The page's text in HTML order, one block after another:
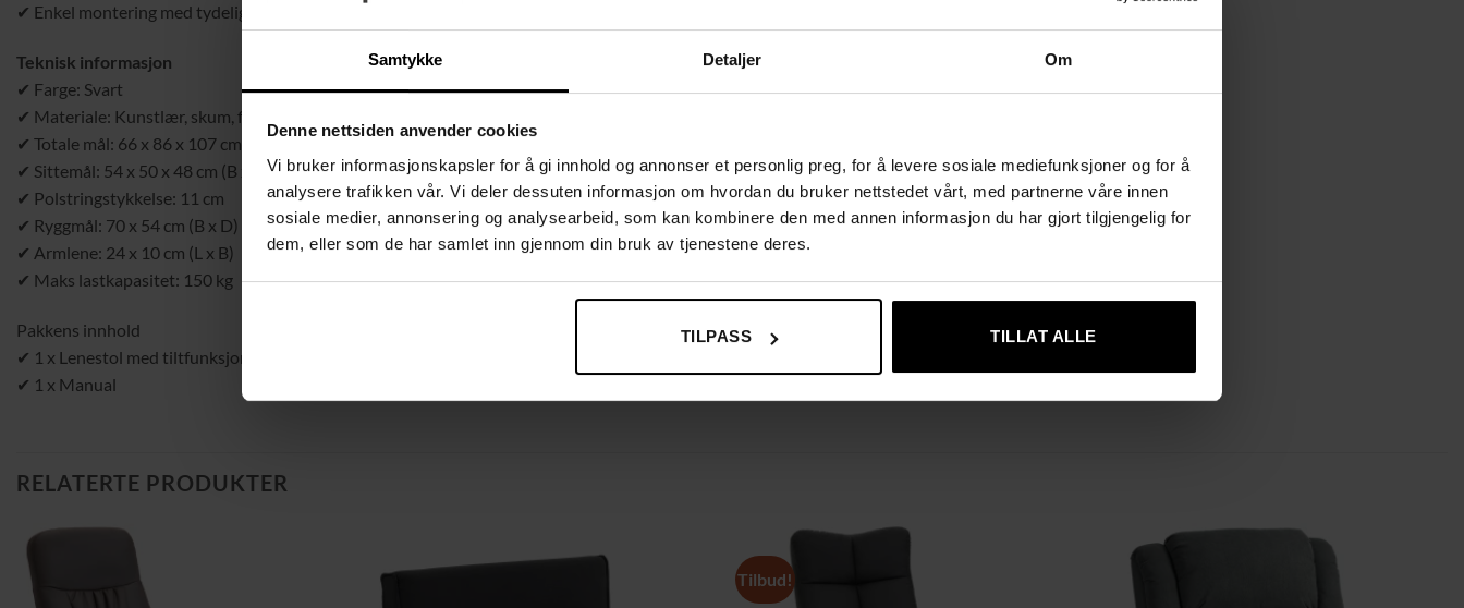
Samtykke Detaljer Om
Denne nettsiden anvender cookies
Vi bruker informasjonskapsler for å gi innhold og annonser et personlig preg, for å levere sosiale mediefunksjoner og for å
analysere trafikken vår. Vi deler dessuten informasjon om hvordan du bruker nettstedet vårt, med partnerne våre innen
sosiale medier, annonsering og analysearbeid, som kan kombinere den med annen informasjon du har gjort tilgjengelig for
dem, eller som de har samlet inn gjennom din bruk av tjenestene deres.
TILPASS TILLAT ALLE
✔ Enkel montering med tydelige instruksjoner
Teknisk informasjon
✔ Farge: Svart
✔ Materiale: Kunstlær, skum, flerlagsplate, eukalyptustre
✔ Totale mål: 66 x 86 x 107 cm (B x D x H)
✔ Sittemål: 54 x 50 x 48 cm (B x D x H)
✔ Polstringstykkelse: 11 cm
✔ Ryggmål: 70 x 54 cm (B x D)
✔ Armlene: 24 x 10 cm (L x B)
✔ Maks lastkapasitet: 150 kg
Pakkens innhold
✔ 1 x Lenestol med tiltfunksjon
✔ 1 x Manual
RELATERTE PRODUKTER
Tilbud!